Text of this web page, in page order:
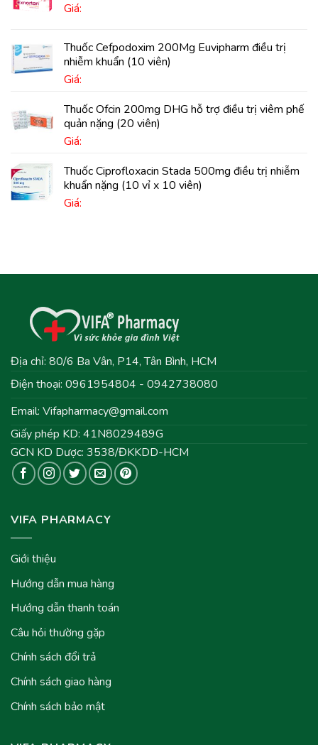
Giá:
Thuốc Cefpodoxim 200Mg Euvipharm điều trị
nhiễm khuẩn (10 viên)
Giá:
Thuốc Ofcin 200mg DHG hỗ trợ điều trị viêm phế
quản nặng (20 viên)
Giá:
Thuốc Ciprofloxacin Stada 500mg điều trị nhiễm
khuẩn nặng (10 vỉ x 10 viên)
Giá:
Địa chỉ: 80/6 Ba Vân, P14, Tân Bình, HCM
Điện thoại: 0961954804 - 0942738080
Email: Vifapharmacy@gmail.com
Giấy phép KD: 41N8029489G
GCN KD Dược: 3538/ĐKKDD-HCM
VIFA PHARMACY
Giới thiệu
Hướng dẫn mua hàng
Hướng dẫn thanh toán
Câu hỏi thường gặp
Chính sách đổi trả
Chính sách giao hàng
Chính sách bảo mật